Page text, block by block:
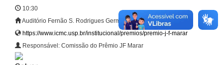
10:30
Auditório Fernão S. Rodrigues Germano
https://www.icmc.usp.br/institucional/premios/premio-j-f-marar
Responsável: Comissão do Prêmio JF Marar